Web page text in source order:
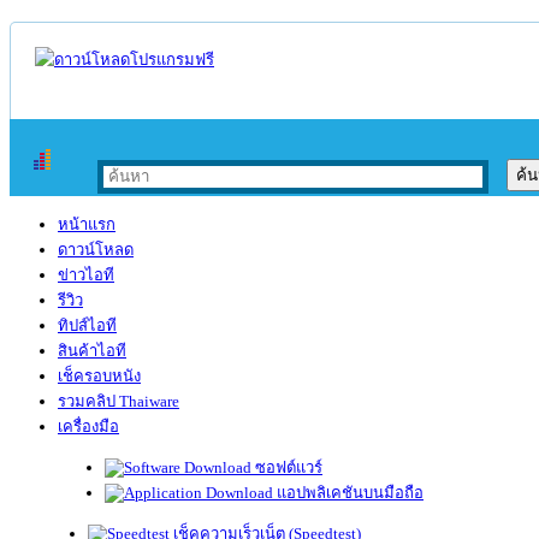
หน้าแรก
ดาวน์โหลด
ข่าวไอที
รีวิว
ทิปส์ไอที
สินค้าไอที
เช็ครอบหนัง
รวมคลิป Thaiware
เครื่องมือ
ซอฟต์แวร์
แอปพลิเคชันบนมือถือ
เช็คความเร็วเน็ต (Speedtest)